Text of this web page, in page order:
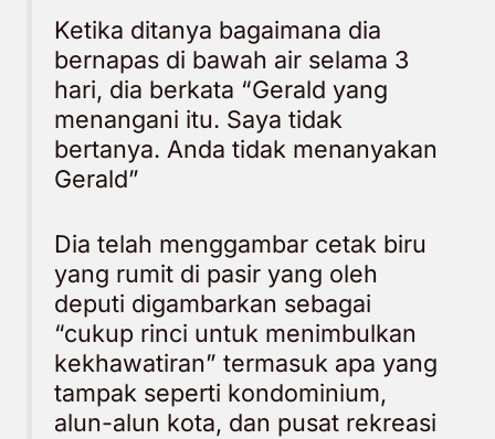
Ketika ditanya bagaimana dia
bernapas di bawah air selama 3
hari, dia berkata “Gerald yang
menangani itu. Saya tidak
bertanya. Anda tidak menanyakan
Gerald”
Dia telah menggambar cetak biru
yang rumit di pasir yang oleh
deputi digambarkan sebagai
“cukup rinci untuk menimbulkan
kekhawatiran” termasuk apa yang
tampak seperti kondominium,
alun-alun kota, dan pusat rekreasi